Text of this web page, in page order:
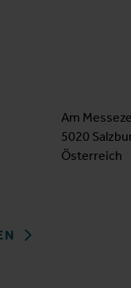
Am
5020
Österreich